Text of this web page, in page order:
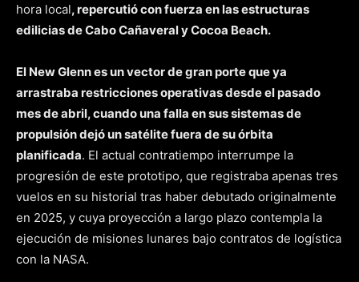
hora local, repercutió con fuerza en las estructuras
edilicias de Cabo Cañaveral y Cocoa Beach.
El New Glenn es un vector de gran porte que ya
arrastraba restricciones operativas desde el pasado
mes de abril, cuando una falla en sus sistemas de
propulsión dejó un satélite fuera de su órbita
planificada. El actual contratiempo interrumpe la
progresión de este prototipo, que registraba apenas tres
vuelos en su historial tras haber debutado originalmente
en 2025, y cuya proyección a largo plazo contempla la
ejecución de misiones lunares bajo contratos de logística
con la NASA.